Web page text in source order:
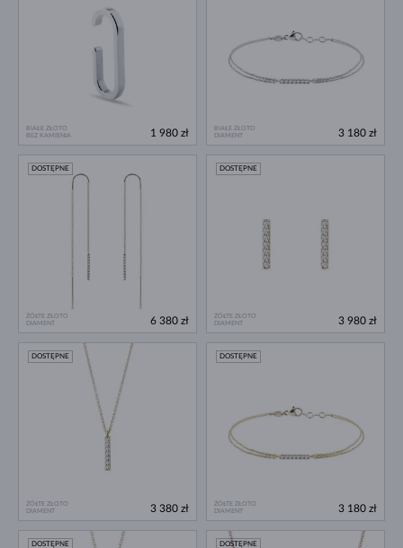
BIAŁE ZŁOTO
BEZ KAMIENIA
1 980 zł
BIAŁE ZŁOTO
DIAMENT
3 180 zł
ŻÓŁTE ZŁOTO
DIAMENT
DOSTĘPNE
6 380 zł
ŻÓŁTE ZŁOTO
DIAMENT
DOSTĘPNE
3 980 zł
ŻÓŁTE ZŁOTO
DIAMENT
DOSTĘPNE
3 380 zł
ŻÓŁTE ZŁOTO
DIAMENT
DOSTĘPNE
3 180 zł
DOSTĘPNE DOSTĘPNE